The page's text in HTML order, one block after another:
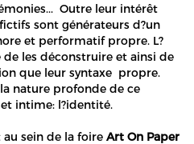
Outre leur intérêt
sont générateurs d?un
et performatif propre. L?
les déconstruire et ainsi de
que leur syntaxe propre.
nature profonde de ce
intime: l?identité.
au sein de la foire Art On Paper